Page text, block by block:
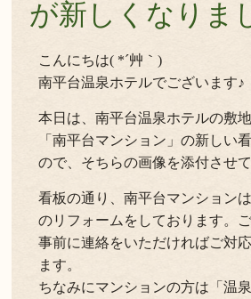
が新しくなりま
こんにちは( *´艸｀)
南平台温泉ホテルでございます♪
本日は、南平台温泉ホテルの敷
「南平台マンション」の新しい
ので、そちらの画像を添付させ
看板の通り、南平台マンション
のリフォームをしております。
事前に連絡をいただければご対
ます。
ちなみにマンションの方は「温